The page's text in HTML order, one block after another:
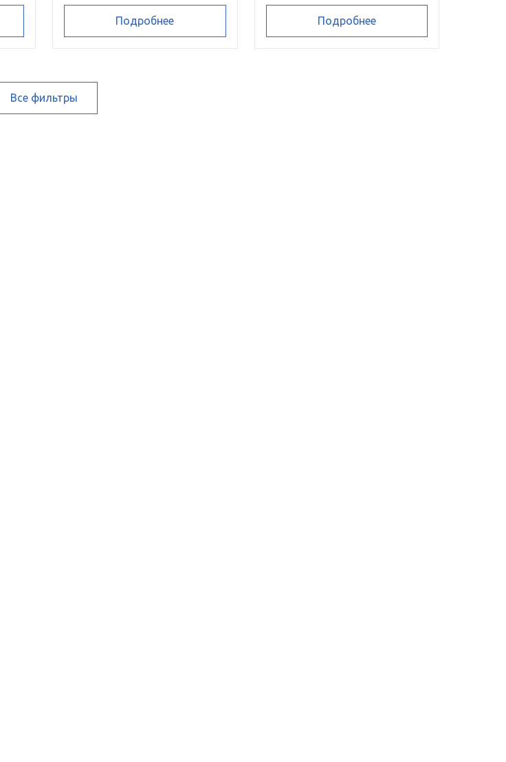
Подробнее Подробнее
Все фильтры